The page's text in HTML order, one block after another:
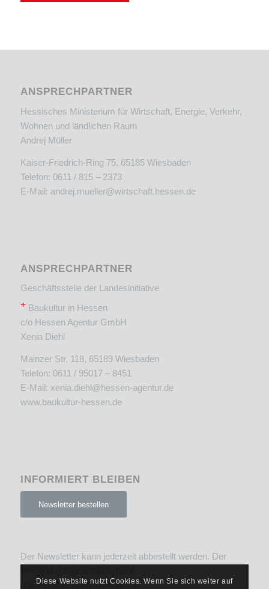
ANSPRECHPARTNER
Hessisches Ministerium für Wirtschaft, Energie, Verkehr,
Wohnen und ländlichen Raum
Andrej Müller
Kaiser-Friedrich-Ring 75, 65185 Wiesbaden
Telefon: 0611 / 815 – 2373
E-Mail: andrej.mueller@wirtschaft.hessen.de
ANSPRECHPARTNER
Geschäftsstelle der Landesinitiative
+Baukultur in Hessen
c/o Hessen Agentur GmbH
Xenia Diehl
Mainzer Str. 118, 65189 Wiesbaden
Telefon: 0611 / 95017 – 8451
E-Mail: xenia.diehl@hessen-agentur.de
www.baukultur-hessen.de
INFORMIERT BLEIBEN
Newsletter bestellen
Der Newsletter kann jederzeit abbestellt werden. Der
unsererDatenschutzerklärung.
Diese Website nutzt Cookies. Wenn Sie sich weiter auf